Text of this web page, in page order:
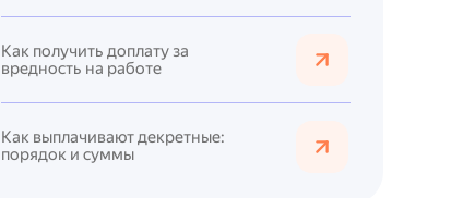
Как получить доплату за
вредность на работе
Как выплачивают декретные:
порядок и суммы